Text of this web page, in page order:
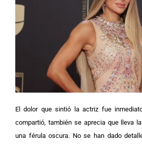
El dolor que sintió la actriz fue
compartió, también se aprecia que lleva
una férula oscura. No se han dado